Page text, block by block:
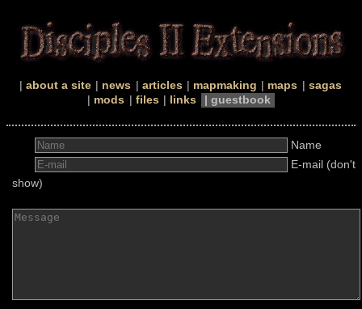
about a site news articles mapmaking maps
sagas
mods
files links guestbook
Name
E-mail (don't
show)